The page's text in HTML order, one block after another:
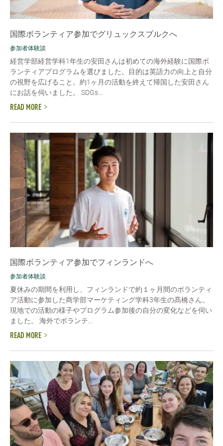
国際ボランティア参加でグリュックスブルクへ
参加者体験談
経営学部経営学科1年生の安田さんは初めての海外経験に国際ボ
ランティアプログラムを選びました。目的は英語力の向上と自分
の視野を広げること。約1ヶ月の活動を終えて帰国した安田さん
にお話を伺いました。 SDGs...
READ MORE
国際ボランティア参加でフィンランドへ
参加者体験談
夏休みの期間を利用し、フィンランドで約１ヶ月間のボランティ
ア活動に参加した商学部マーケティング学科3年生の髙橋さん。
現地での活動の様子やプログラム参加後の自分の変化などを伺い
ました。 海外でボランテ...
READ MORE